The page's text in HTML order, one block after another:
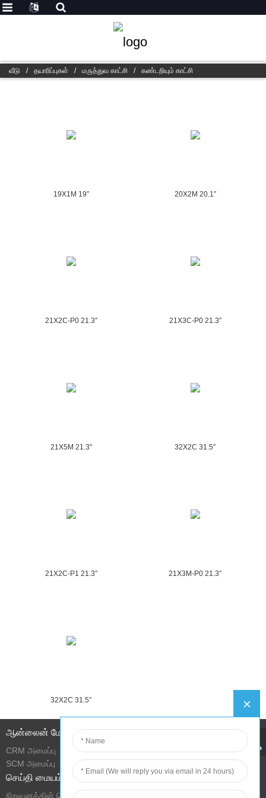
வீடு / தயாரிப்புகள் / மருத்துவ காட்சி / கண்டறியும் காட்சி
19X1M 19″ 20X2M 20.1″
21X2C-P0 21.3″ 21X3C-P0 21.3″
21X5M 21.3″ 32X2C 31.5″
21X2C-P1 21.3″ 21X3M-P0 21.3″
32X2C 31.5″
ஆன்லைன் மேலாண்மை
CRM அமைப்பு
SCM அமைப்பு
செய்தி மையம்
நிறுவனத்தின் செய்திகள்